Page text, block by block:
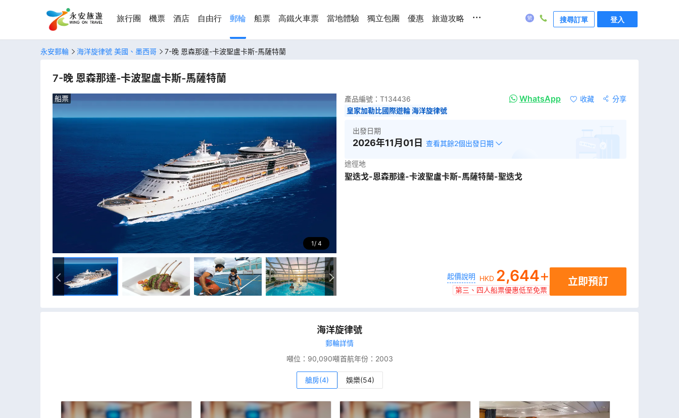
旅行團 機票 酒店 自由行 郵輪 船票 高鐵火車票 當地體驗 獨立包團 優惠 旅遊攻略 ... 搜尋訂單 登入
永安郵輪 海洋旋律號 美國、墨西哥 7-晚 恩森那達-卡波聖盧卡斯-馬薩特蘭
7-晚 恩森那達-卡波聖盧卡斯-馬薩特蘭
1 4
船票 產品編號： T134436 WhatsApp 收藏
分享
皇家加勒比國際遊輪 海洋旋律號
出發日期
2026年11月01日 查看其餘2個出發日期
途徑地
聖迭戈-恩森那達-卡波聖盧卡斯-馬薩特蘭-聖迭戈
起價說明 HKD 2,644+
第三、四人船票優惠低至免票
立即預訂
海洋旋律號
郵輪詳情
噸位： 90,090噸首航年份： 2003
艙房(4) 娛樂(54)